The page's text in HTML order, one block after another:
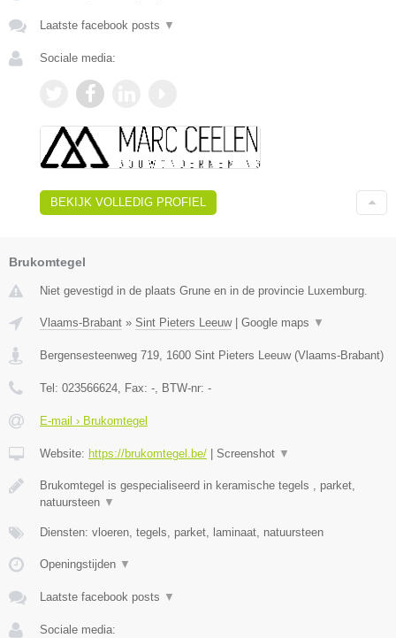
Laatste facebook posts ▼
Sociale media:
BEKIJK VOLLEDIG PROFIEL
Brukomtegel
Niet gevestigd in de plaats Grune en in de provincie Luxemburg.
Vlaams-Brabant » Sint Pieters Leeuw| Google maps ▼
Bergensesteenweg 719, 1600 Sint Pieters Leeuw(Vlaams-Brabant)
Tel: 023566624, Fax: -, BTW-nr: -
E-mail › Brukomtegel
Website: https://brukomtegel.be/ Screenshot ▼
Brukomtegel is gespecialiseerd in keramische tegels , parket,
natuursteen ▼
Diensten: vloeren, tegels, parket, laminaat, natuursteen
Openingstijden ▼
Laatste facebook posts ▼
Sociale media: